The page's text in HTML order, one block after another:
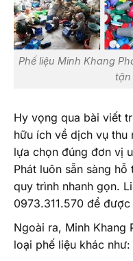
Phế liệu Minh Khang
tận
Hy vọng qua bài viết
hữu ích về dịch vụ thu
lựa chọn đúng đơn vị
Phát luôn sẵn sàng
quy trình nhanh gọn.
0973.311.570 để
Ngoài ra, Minh Khang
loại phế liệu khác như: